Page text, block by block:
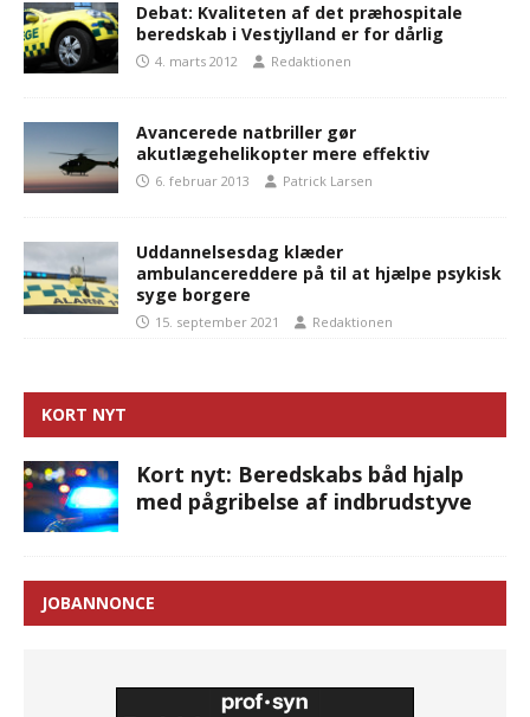
Debat: Kvaliteten af det præhospitale
beredskab i Vestjylland er for dårlig
4. marts 2012 Redaktionen
Avancerede natbriller gør
akutlægehelikopter mere effektiv
6. februar 2013 Patrick Larsen
Uddannelsesdag klæder
ambulancereddere på til at hjælpe psykisk
syge borgere
15. september 2021 Redaktionen
KORT NYT
Kort nyt: Beredskabs båd hjalp
med pågribelse af indbrudstyve
JOBANNONCE